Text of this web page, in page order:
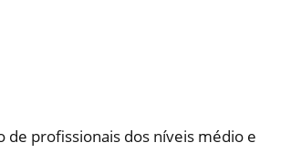
profissionais dos níveis médio e